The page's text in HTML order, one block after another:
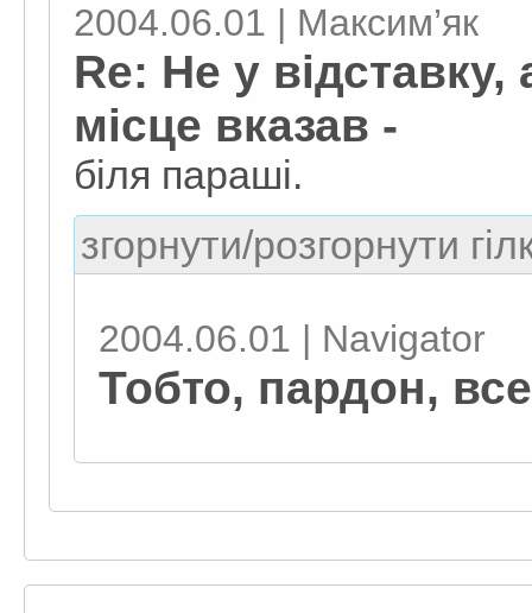
2004.06.01 | Максим’як
Re: Не у
місце вказав -
біля параші.
згорнути/розгорнути
2004.06.01 | Navigator
Тобто, пардон,